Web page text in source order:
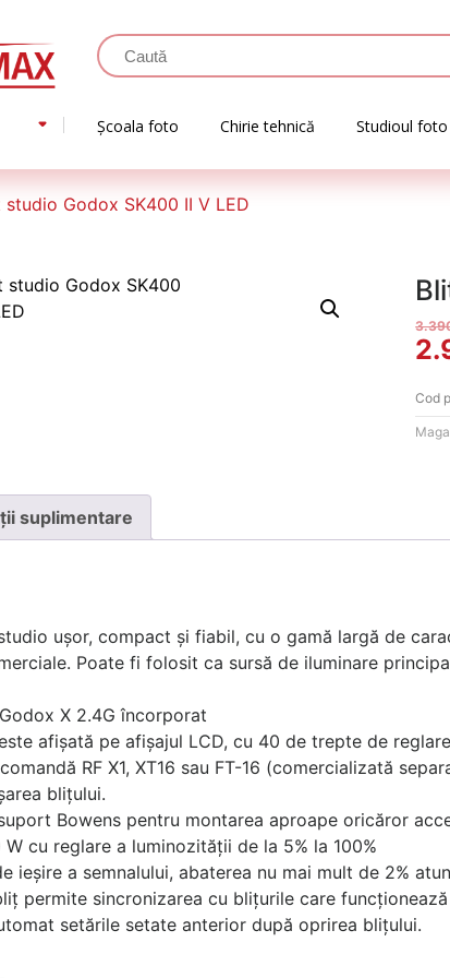
Școala foto Chirie tehnică Studioul foto
studio Godox SK400 II V LED
a
Cod
suplimentare
ușor, compact și fiabil, cu o gamă largă de
Poate fi folosit ca sursă de iluminare
X 2.4G încorporat
afișată pe afișajul LCD, cu 40 de trepte de
RF X1, XT16 sau FT-16 (comercializată
blițului.
Bowens pentru montarea aproape oricăror
cu reglare a luminozității de la 5% la 100%
ieșire a semnalului, abaterea nu mai mult de 2%
permite sincronizarea cu blițurile care
setările setate anterior după oprirea blițului.